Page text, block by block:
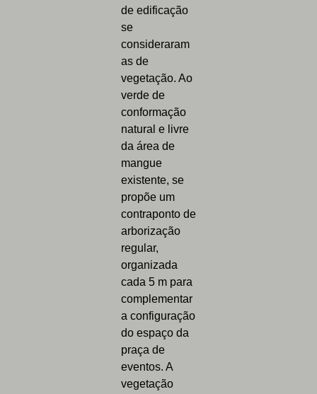
de edificação
se
consideraram
as de
vegetação. Ao
verde de
conformação
natural e livre
da área de
mangue
existente, se
propõe um
contraponto de
arborização
regular,
organizada
cada 5 m para
complementar
a configuração
do espaço da
praça de
eventos. A
vegetação